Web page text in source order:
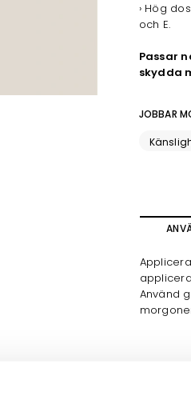
› Hög
och E.
Passar
skydda
JOBBAR
Använd